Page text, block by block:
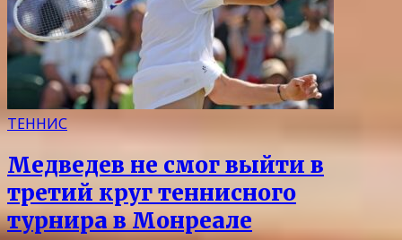
ТЕННИС
Медведев не смог выйти в
третий круг теннисного
турнира в Монреале